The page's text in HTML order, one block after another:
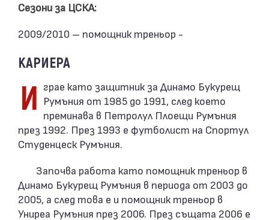
Сезони за ЦСКА:
2009/2010 – помощник треньор -
КАРИЕРА
Играе като защитник за Динамо Букурещ
Румъния от 1985 до 1991, след което
преминава в Петролул Плоещи Румъния
през 1992. През 1993 е футболист на Спортул
Студенцеск Румъния.
Започва работа като помощник треньор в
Динамо Букурещ Румъния в периода от 2003 до
2005, а след това е и помощник треньор в
Униреа Румъния през 2006. През същата 2006 е